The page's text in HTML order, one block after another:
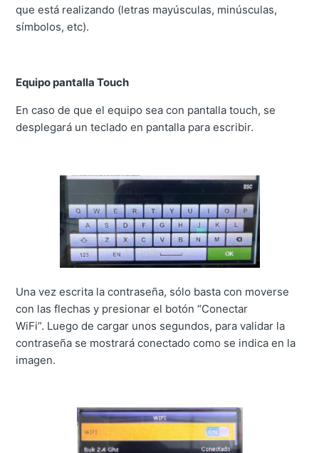
que está realizando (letras mayúsculas, minúsculas,
símbolos, etc).
Equipo pantalla Touch
En caso de que el equipo sea con pantalla touch, se
desplegará un teclado en pantalla para escribir.
Una vez escrita la contraseña, sólo basta con moverse
con las flechas y presionar el botón “Conectar
WiFi”. Luego de cargar unos segundos, para validar la
contraseña se mostrará conectado como se indica en la
imagen.